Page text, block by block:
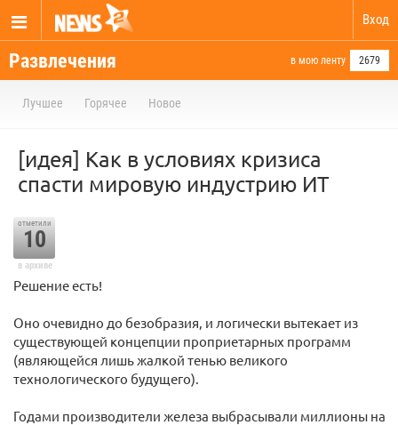
Вход
Развлечения в мою ленту 2679
Лучшее Горячее Новое
[идея] Как в условиях кризиса
спасти мировую индустрию ИТ
отметили
10
в архиве
Решение есть!
Оно очевидно до безобразия, и логически вытекает из
существующей концепции проприетарных программ
(являющейся лишь жалкой тенью великого
технологического будущего).
Годами производители железа выбрасывали миллионы на